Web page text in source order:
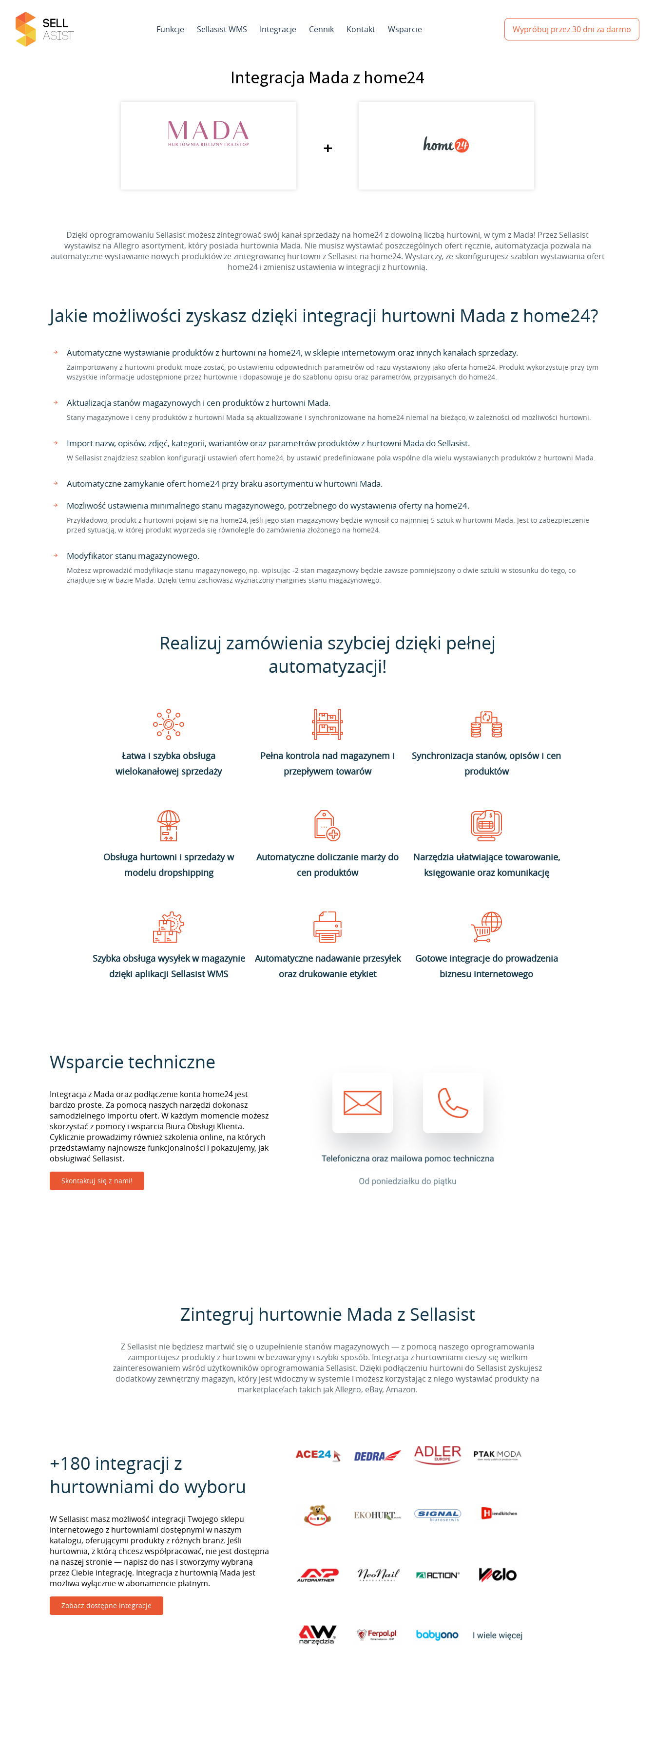
Funkcje Sellasist WMS Integracje Cennik Kontakt Wsparcie Wypróbuj przez 30 dni za darmo
Integracja Mada z home24
+
Dzięki oprogramowaniu Sellasist możesz zintegrować swój kanał sprzedaży na home24 z dowolną liczbą hurtowni, w tym z Mada! Przez Sellasist
wystawisz na Allegro asortyment, który posiada hurtownia Mada. Nie musisz wystawiać poszczególnych ofert ręcznie, automatyzacja pozwala na
automatyczne wystawianie nowych produktów ze zintegrowanej hurtowni z Sellasist na home24. Wystarczy, że skonfigurujesz szablon wystawiania ofert
home24 i zmienisz ustawienia w integracji z hurtownią.
Jakie możliwości zyskasz dzięki integracji hurtowni Mada z home24?
Automatyczne wystawianie produktów z hurtowni na home24, w sklepie internetowym oraz innych kanałach sprzedaży.
Zaimportowany z hurtowni produkt może zostać, po ustawieniu odpowiednich parametrów od razu wystawiony jako oferta home24. Produkt wykorzystuje przy tym
wszystkie informacje udostępnione przez hurtownie i dopasowuje je do szablonu opisu oraz parametrów, przypisanych do home24.
Aktualizacja stanów magazynowych i cen produktów z hurtowni Mada.
Stany magazynowe i ceny produktów z hurtowni Mada są aktualizowane i synchronizowane na home24 niemal na bieżąco, w zależności od możliwości hurtowni.
Import nazw, opisów, zdjęć, kategorii, wariantów oraz parametrów produktów z hurtowni Mada do Sellasist.
W Sellasist znajdziesz szablon konfiguracji ustawień ofert home24, by ustawić predefiniowane pola wspólne dla wielu wystawianych produktów z hurtowni Mada.
Automatyczne zamykanie ofert home24 przy braku asortymentu w hurtowni Mada.
Możliwość ustawienia minimalnego stanu magazynowego, potrzebnego do wystawienia oferty na home24.
Przykładowo, produkt z hurtowni pojawi się na home24, jeśli jego stan magazynowy będzie wynosił co najmniej 5 sztuk w hurtowni Mada. Jest to zabezpieczenie
przed sytuacją, w której produkt wyprzeda się równolegle do zamówienia złożonego na home24.
Modyfikator stanu magazynowego.
Możesz wprowadzić modyfikacje stanu magazynowego, np. wpisując -2 stan magazynowy będzie zawsze pomniejszony o dwie sztuki w stosunku do tego, co
znajduje się w bazie Mada. Dzięki temu zachowasz wyznaczony margines stanu magazynowego.
Realizuj zamówienia szybciej dzięki pełnej
automatyzacji!
Łatwa i szybka obsługa
wielokanałowej sprzedaży
Pełna kontrola nad magazynem i
przepływem towarów
Synchronizacja stanów, opisów i cen
produktów
Obsługa hurtowni i sprzedaży w
modelu dropshipping
Automatyczne doliczanie marży do
cen produktów
Narzędzia ułatwiające towarowanie,
księgowanie oraz komunikację
Szybka obsługa wysyłek w magazynie
dzięki aplikacji Sellasist WMS
Automatyczne nadawanie przesyłek
oraz drukowanie etykiet
Gotowe integracje do prowadzenia
biznesu internetowego
Wsparcie techniczne
Integracja z Mada oraz podłączenie konta home24 jest
bardzo proste. Za pomocą naszych narzędzi dokonasz
samodzielnego importu ofert. W każdym momencie możesz
skorzystać z pomocy i wsparcia Biura Obsługi Klienta.
Cyklicznie prowadzimy również szkolenia online, na których
przedstawiamy najnowsze funkcjonalności i pokazujemy, jak
obsługiwać Sellasist.
Skontaktuj się z nami!
Zintegruj hurtownie Mada z Sellasist
Z Sellasist nie będziesz martwić się o uzupełnienie stanów magazynowych — z pomocą naszego oprogramowania
zaimportujesz produkty z hurtowni w bezawaryjny i szybki sposób. Integracja z hurtowniami cieszy się wielkim
zainteresowaniem wśród użytkowników oprogramowania Sellasist. Dzięki podłączeniu hurtowni do Sellasist zyskujesz
dodatkowy zewnętrzny magazyn, który jest widoczny w systemie i możesz korzystając z niego wystawiać produkty na
marketplace’ach takich jak Allegro, eBay, Amazon.
+180 integracji z
hurtowniami do wyboru
W Sellasist masz możliwość integracji Twojego sklepu
internetowego z hurtowniami dostępnymi w naszym
katalogu, oferującymi produkty z różnych branż. Jeśli
hurtownia, z którą chcesz współpracować, nie jest dostępna
na naszej stronie — napisz do nas i stworzymy wybraną
przez Ciebie integrację. Integracja z hurtownią Mada jest
możliwa wyłącznie w abonamencie płatnym.
Zobacz dostępne integracje